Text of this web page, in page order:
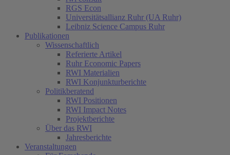
RGS Econ
Universitätsallianz Ruhr (UA Ruhr)
Leibniz Science Campus Ruhr
Publikationen
Wissenschaftlich
Referierte Artikel
Ruhr Economic Papers
RWI Materialien
RWI Konjunkturberichte
Politikberatend
RWI Positionen
RWI Impact Notes
Projektberichte
Über das RWI
Jahresberichte
Veranstaltungen